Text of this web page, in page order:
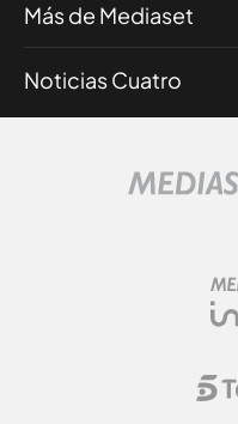
Más de Mediaset
Noticias Cuatro